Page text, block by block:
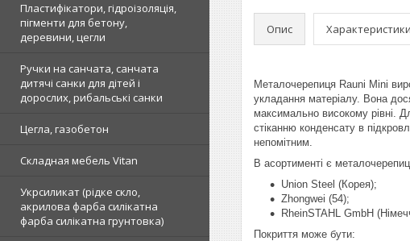
Пластифікатори, гідроізоляція,
пігменти для бетону,
деревини, цегли
Ручки на санчата, санчата
дитячі санки для дітей і
дорослих, рибальські санки
Цегла, газобетон
Складная мебель Vitan
Укрсиликат (рідке скло,
акрилова фарба силікатна
фарба силікатна грунтовка)
Опис Характеристики
Металочерепиця Rauni Mini
укладання матеріалу. Вона
максимально високому рівні.
стіканню конденсату в
непомітним.
В асортименті є
Union Steel (Корея);
Zhongwei (54);
RheinSTAHL GmbH
Покриття може бути: